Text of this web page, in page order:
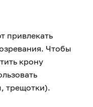
привлекать
Чтобы
крону
трещотки).